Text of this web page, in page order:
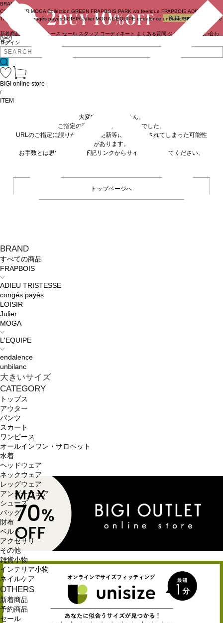
ログイン
BRAND
COUTURIER MOGA Collection GREEN FRAPBOIS PARK wb feerique FRAPBOIS ADIEU
TRISTESSE
congés payés LOISIR Julier MOGA L'EQUIPE endalence unbilanc BIGI online store
新着商品 ニュース セール スタッフ コーディネート よくある質問 ジャーナル
お問い合わ
せ
BRAND
すべての商品
FRAPBOIS
ADIEU TRISTESSE
congés payés
LOISIR
Julier
MOGA
L'EQUIPE
endalence
unbilanc
大きいサイズ
CATEGORY
トップス
アウター
パンツ
スカート
ワンピース
オールインワン・サロペット
水着
ヘッドウェア
ネックウェア
レッグウェア
アンダーウェア
シューズ
バッグ
財布
ベルト
アクセサリ
その他
雑貨小物
インテリア小物
ネイルケア
OTHERS
新着商品
予約商品
セール
BIGI online store
/
ITEM
大変申し訳ありません。
ご指定の商品が見つかりませんでした。
URLのご指定に誤りがあるか、更新等に伴い削除されてしまった可能性
があります。
お手数とは思いますが、下記リンクからサイトへ移動してください。
トップページへ